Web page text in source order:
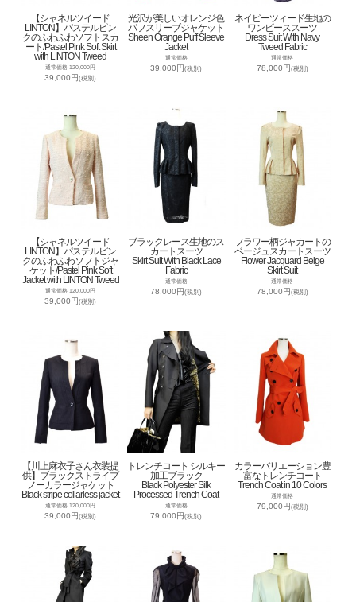
【シャネルツイード
LINTON】パステルピン
クのふわふわソフトスカ
ート/Pastel Pink Soft Skirt
with LINTON Tweed
通常価格 120,000円
39,000円(税別)
光沢が美しいオレンジ色
パフスリーブジャケット
Sheen Orange Puff Sleeve
Jacket
通常価格
39,000円(税別)
ネイビーツィード生地の
ワンピーススーツ
Dress Suit With Navy
Tweed Fabric
通常価格
78,000円(税別)
【シャネルツイード
LINTON】パステルピン
クのふわふわソフトジャ
ケット/Pastel Pink Soft
Jacket with LINTON Tweed
通常価格 120,000円
39,000円(税別)
ブラックレース生地のス
カートスーツ
Skirt Suit With Black Lace
Fabric
通常価格
78,000円(税別)
フラワー柄ジャカートの
ベージュスカートスーツ
Flower Jacquard Beige
Skirt Suit
通常価格
78,000円(税別)
【川上麻衣子さん衣装提
供】ブラックストライプ
ノーカラージャケット
Black stripe collarless jacket
通常価格 120,000円
39,000円(税別)
トレンチコート シルキー
加工ブラック
Black Polyester Silk
Processed Trench Coat
通常価格
79,000円(税別)
カラーバリエーション豊
富なトレンチコート
Trench Coat in 10 Colors
通常価格
79,000円(税別)